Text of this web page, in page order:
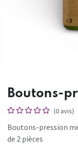
Boutons-
(0 avis)
Boutons-pression
de 2 pièces